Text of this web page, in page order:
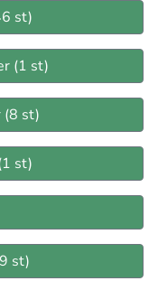
st)
(1 st)
(8 st)
st)
st)